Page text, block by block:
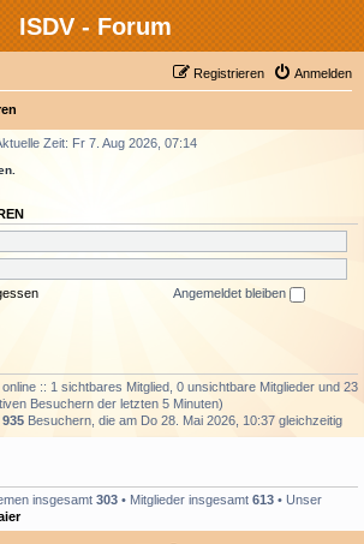
ISDV - Forum
Anmelden
Registrieren
Zeit: Fr 7. Aug 2026, 07:14
Angemeldet bleiben
:: 1 sichtbares Mitglied, 0 unsichtbare Mitglieder und 23
Besuchern der letzten 5 Minuten)
935 Besuchern, die am Do 28. Mai 2026, 10:37 gleichzeitig
insgesamt 303 • Mitglieder insgesamt 613 • Unser